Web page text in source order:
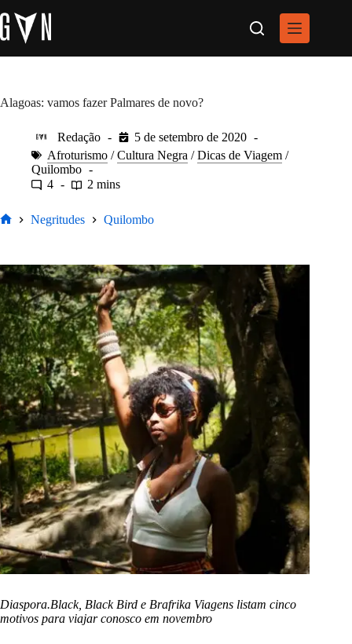
para
o
conteúdo
Alagoas: vamos fazer Palmares de novo?
Redação
5 de setembro de 2020
Afroturismo /Cultura Negra /Dicas de Viagem /
Quilombo
4
2 mins
Negritudes Quilombo
Diaspora.Black, Black Bird e Brafrika Viagens listam cinco
motivos para viajar conosco em novembro